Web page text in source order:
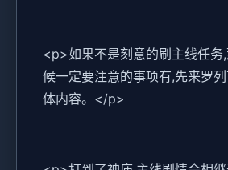
<p>如果不是刻意的刷主线任务
候一定要注意的事项有,先来罗
体内容。</p>